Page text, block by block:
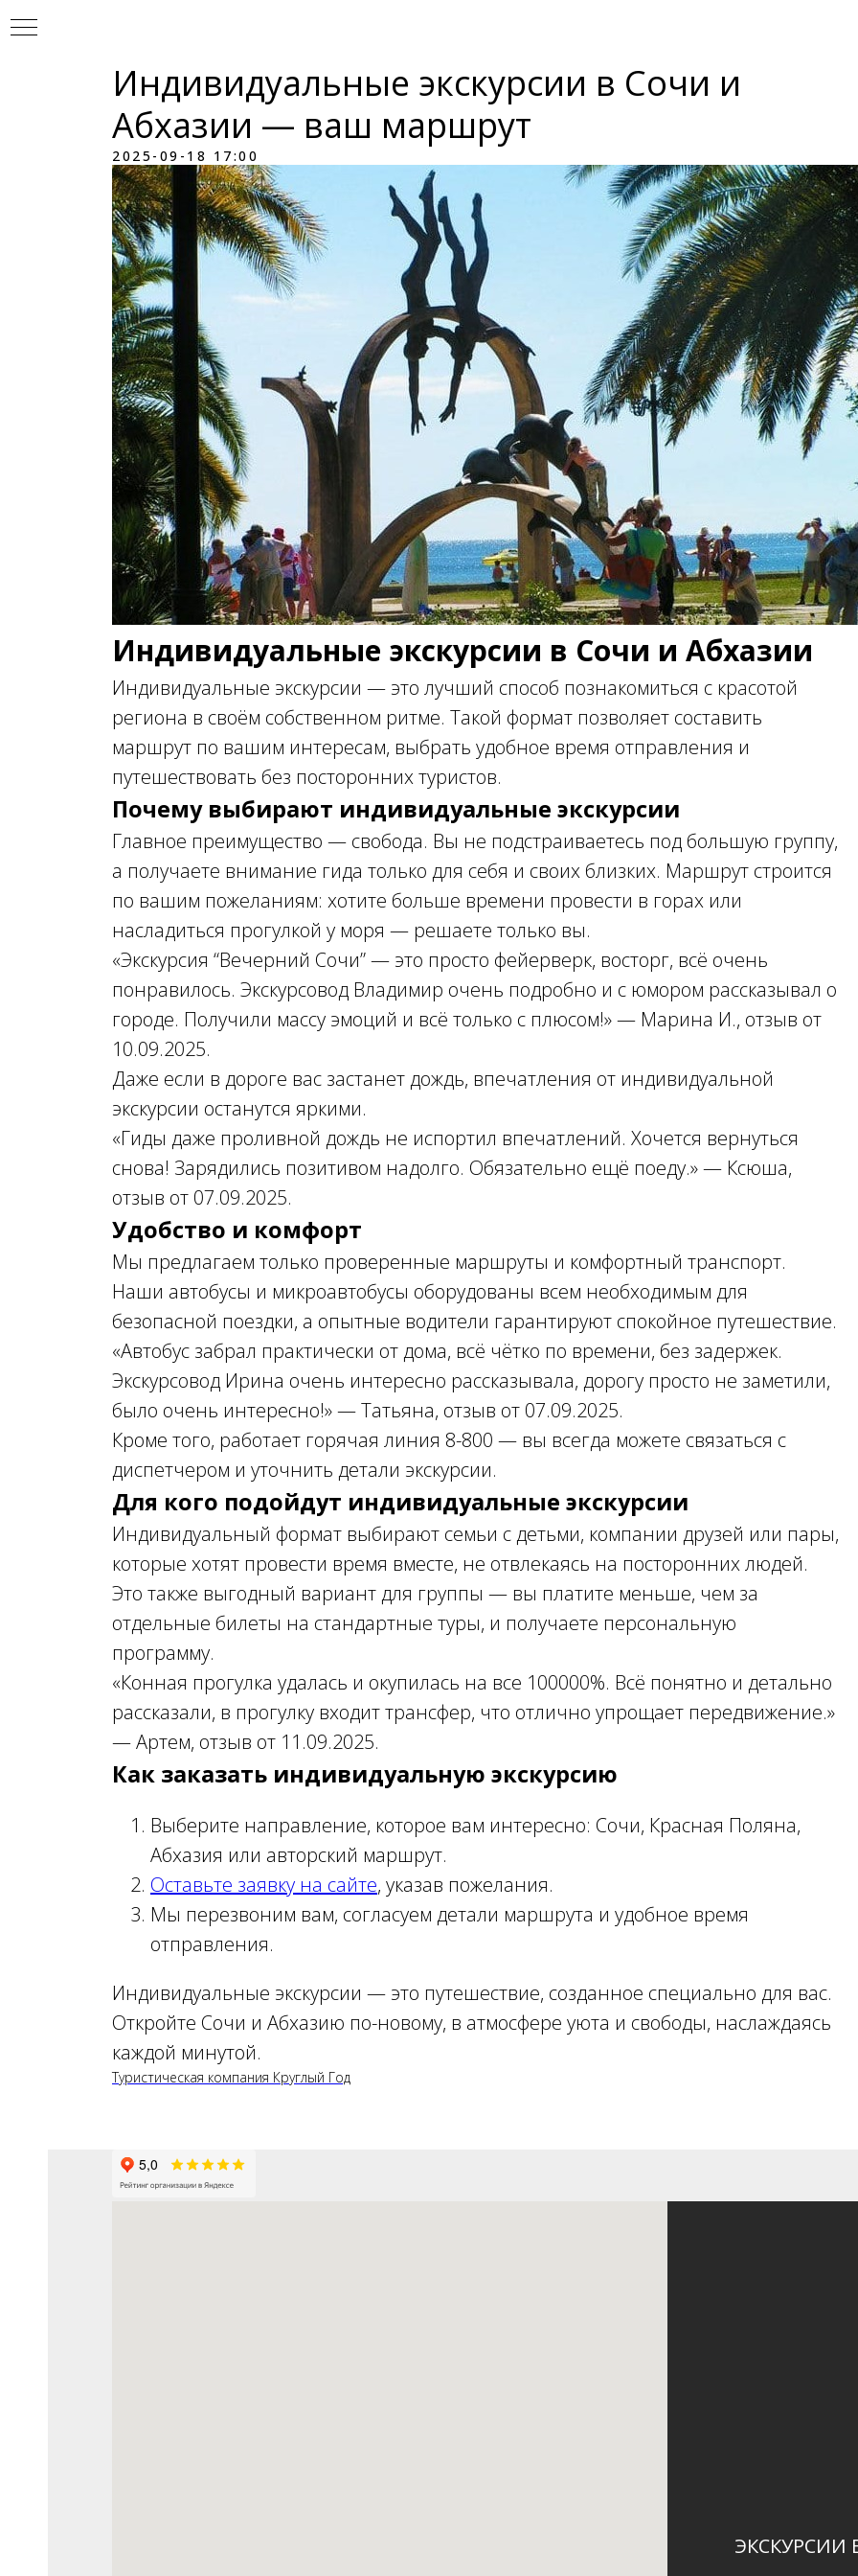
Индивидуальные экскурсии в Сочи и
Абхазии — ваш маршрут
2025-09-18 17:00
Индивидуальные экскурсии в Сочи и Абхазии
Индивидуальные экскурсии — это лучший способ познакомиться с красотой
региона в своём собственном ритме. Такой формат позволяет составить
маршрут по вашим интересам, выбрать удобное время отправления и
путешествовать без посторонних туристов.
Почему выбирают индивидуальные экскурсии
Главное преимущество — свобода. Вы не подстраиваетесь под большую группу,
а получаете внимание гида только для себя и своих близких. Маршрут строится
по вашим пожеланиям: хотите больше времени провести в горах или
насладиться прогулкой у моря — решаете только вы.
«Экскурсия “Вечерний Сочи” — это просто фейерверк, восторг, всё очень
понравилось. Экскурсовод Владимир очень подробно и с юмором рассказывал о
городе. Получили массу эмоций и всё только с плюсом!» — Марина И., отзыв от
10.09.2025.
Даже если в дороге вас застанет дождь, впечатления от индивидуальной
экскурсии останутся яркими.
«Гиды даже проливной дождь не испортил впечатлений. Хочется вернуться
снова! Зарядились позитивом надолго. Обязательно ещё поеду.» — Ксюша,
отзыв от 07.09.2025.
Удобство и комфорт
Мы предлагаем только проверенные маршруты и комфортный транспорт.
Наши автобусы и микроавтобусы оборудованы всем необходимым для
безопасной поездки, а опытные водители гарантируют спокойное путешествие.
«Автобус забрал практически от дома, всё чётко по времени, без задержек.
Экскурсовод Ирина очень интересно рассказывала, дорогу просто не заметили,
было очень интересно!» —Татьяна, отзыв от 07.09.2025.
Кроме того, работает горячая линия 8-800 — вы всегда можете связаться с
диспетчером и уточнить детали экскурсии.
Для кого подойдут индивидуальные экскурсии
Индивидуальный формат выбирают семьи с детьми, компании друзей или пары,
которые хотят провести время вместе, не отвлекаясь на посторонних людей.
Это также выгодный вариант для группы — вы платите меньше, чем за
отдельные билеты на стандартные туры, и получаете персональную
программу.
«Конная прогулка удалась и окупилась на все 100000%. Всё понятно и детально
рассказали, в прогулку входит трансфер, что отлично упрощает передвижение.»
—Артем, отзыв от 11.09.2025.
Как заказать индивидуальную экскурсию
Выберите направление, которое вам интересно: Сочи, Красная Поляна,
Абхазия или авторский маршрут.
Оставьте заявку на сайте, указав пожелания.
Мы перезвоним вам, согласуем детали маршрута и удобное время
отправления.
Индивидуальные экскурсии — это путешествие, созданное специально для вас.
Откройте Сочи и Абхазию по-новому, в атмосфере уюта и свободы, наслаждаясь
каждой минутой.
Туристическая компания Круглый Год
ЭКСКУРСИИ